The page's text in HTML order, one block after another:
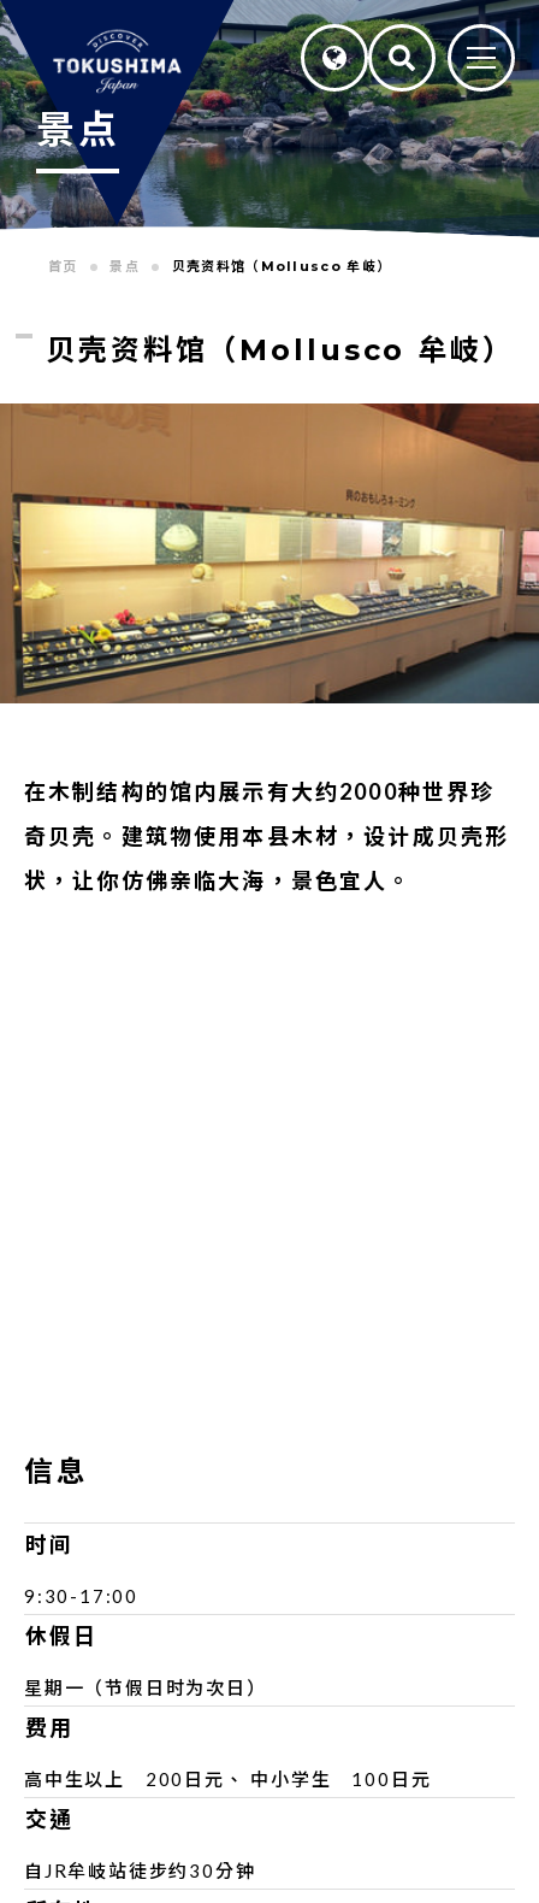
景点
首页 景点 贝壳资料馆（Mollusco 牟岐）
贝壳资料馆（Mollusco 牟岐）
在木制结构的馆内展示有大约2000种世界珍
奇贝壳。建筑物使用本县木材，设计成贝壳形
状，让你仿佛亲临大海，景色宜人。
信息
时间
9:30-17:00
休假日
星期一（节假日时为次日）
费用
高中生以上 200日元、 中小学生 100日元
交通
自JR牟岐站徒步约30分钟